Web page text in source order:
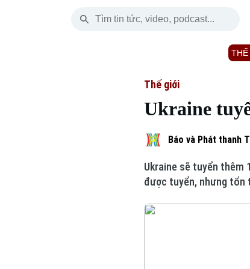
Hà Nội
Chính trị
Xã hội
An ninh trật tự
Người Hà
Khoảnh
Ẩm thực
Thế giới
Ukraine
Báo và Phát thanh
Ukraine sẽ tuyển thêm
được tuyển, nhưng tổn